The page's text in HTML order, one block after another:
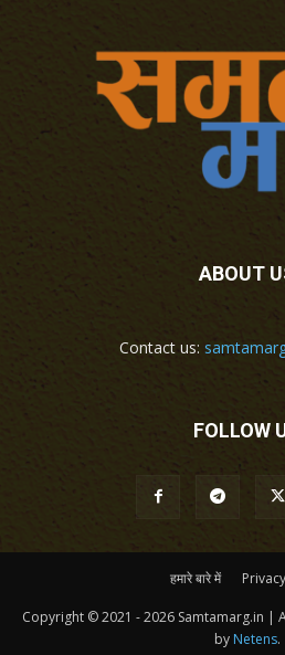
ABOUT
Contact us:
FOLLOW
हमारे बारे में
Copyright © 2021 - 2026 Samtamarg.in |
by Netens.